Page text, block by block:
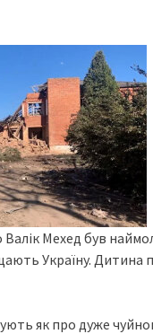
Мехед був
Україну. Дитина
як про дуже